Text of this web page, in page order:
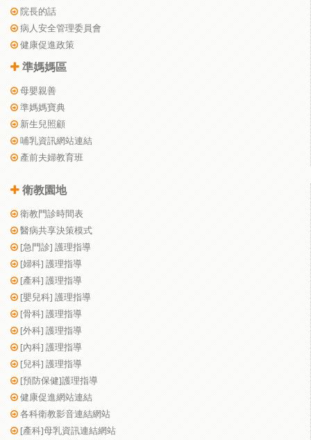
院長的話
病人安全管理委員會
健康促進政策
準媽媽區
母嬰親善
準媽媽寶典
新生兒照顧
哺乳資訊網站連結
產前夫婦教育班
衛教園地
衛教門診時間表
醫病共享決策模式
[急門診] 護理指導
[婦科] 護理指導
[產科] 護理指導
[嬰兒科] 護理指導
[骨科] 護理指導
[外科] 護理指導
[內科] 護理指導
[兒科] 護理指導
[預防保健]護理指導
健康促進網站連結
各科衛教影音連結網站
[產科]母乳資訊連結網站